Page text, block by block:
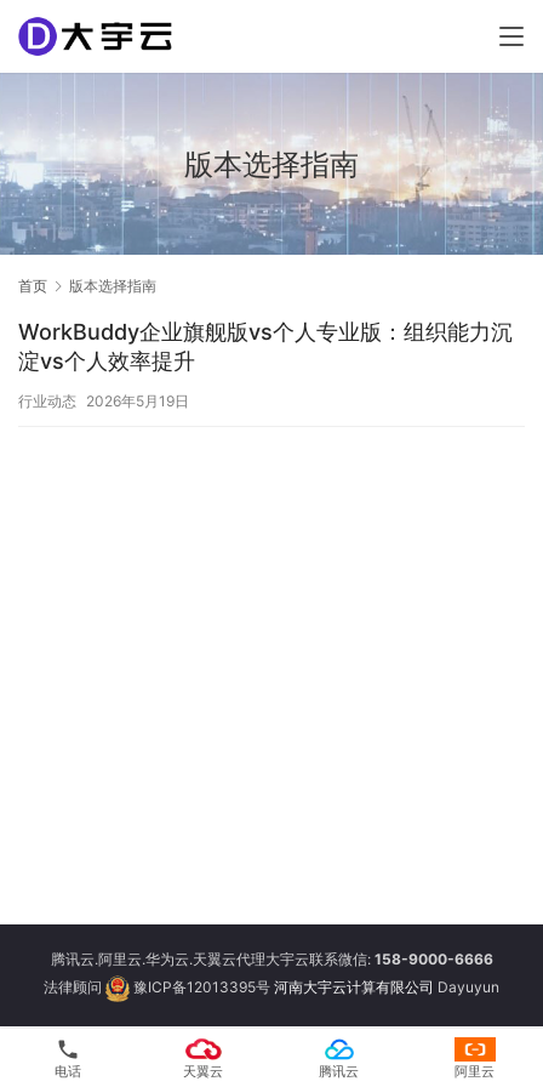
版本选择指南
首页 版本选择指南
WorkBuddy企业旗舰版vs个人专业版：组织能力沉
淀vs个人效率提升
行业动态 2026年5月19日
腾讯云.阿里云.华为云.天翼云代理大宇云联系微信: 158-9000-6666
法律顾问
豫ICP备12013395号 河南大宇云计算有限公司 Dayuyun
phone
电话 天翼云 腾讯云 阿里云